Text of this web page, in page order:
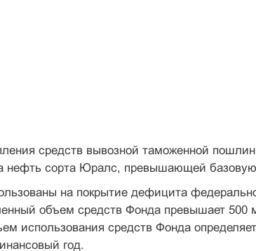
средств вывозной таможенной
нефть сорта Юралс, превышающей
на покрытие дефици­та
объем средств Фонда превышает
использования средств Фонда
год.